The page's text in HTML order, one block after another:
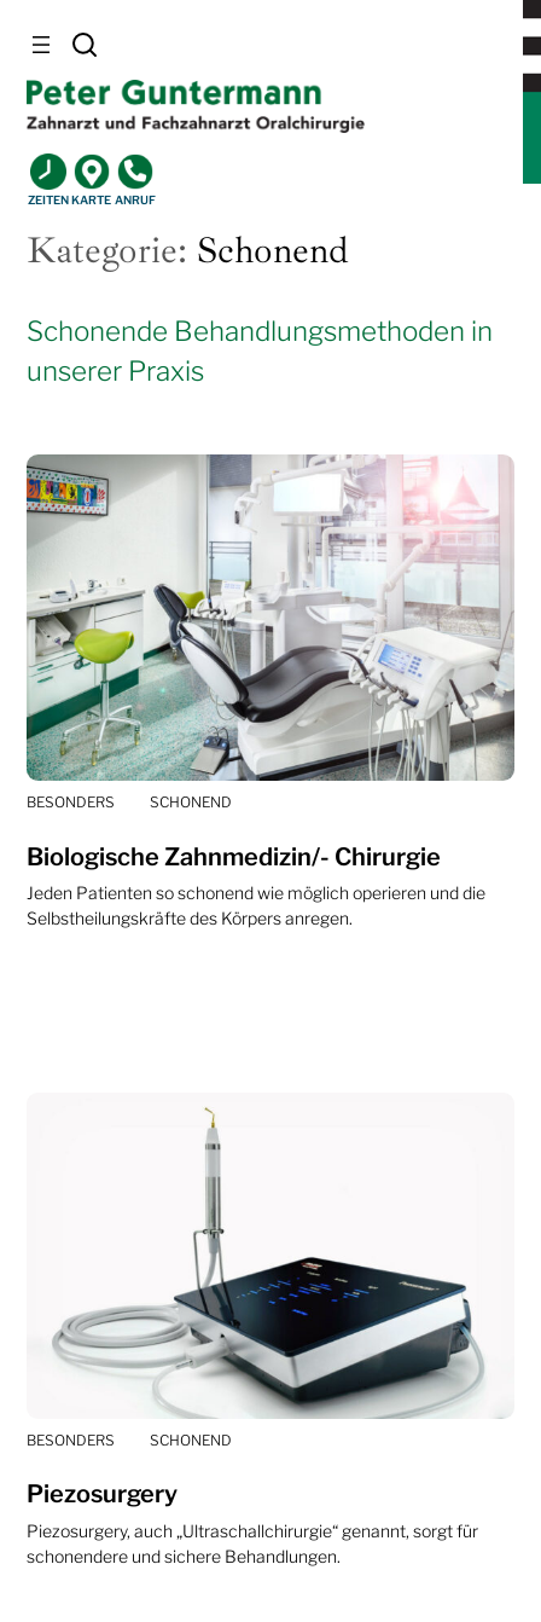
Inhalt
springen
ZEITEN KARTE ANRUF
Kategorie: Schonend
Schonende Behandlungsmethoden in
unserer Praxis
BESONDERS SCHONEND
Biologische Zahnmedizin/- Chirurgie
Jeden Patienten so schonend wie möglich operieren und die
Selbstheilungskräfte des Körpers anregen.
BESONDERS SCHONEND
Piezosurgery
Piezosurgery, auch „Ultraschallchirurgie“ genannt, sorgt für
schonendere und sichere Behandlungen.